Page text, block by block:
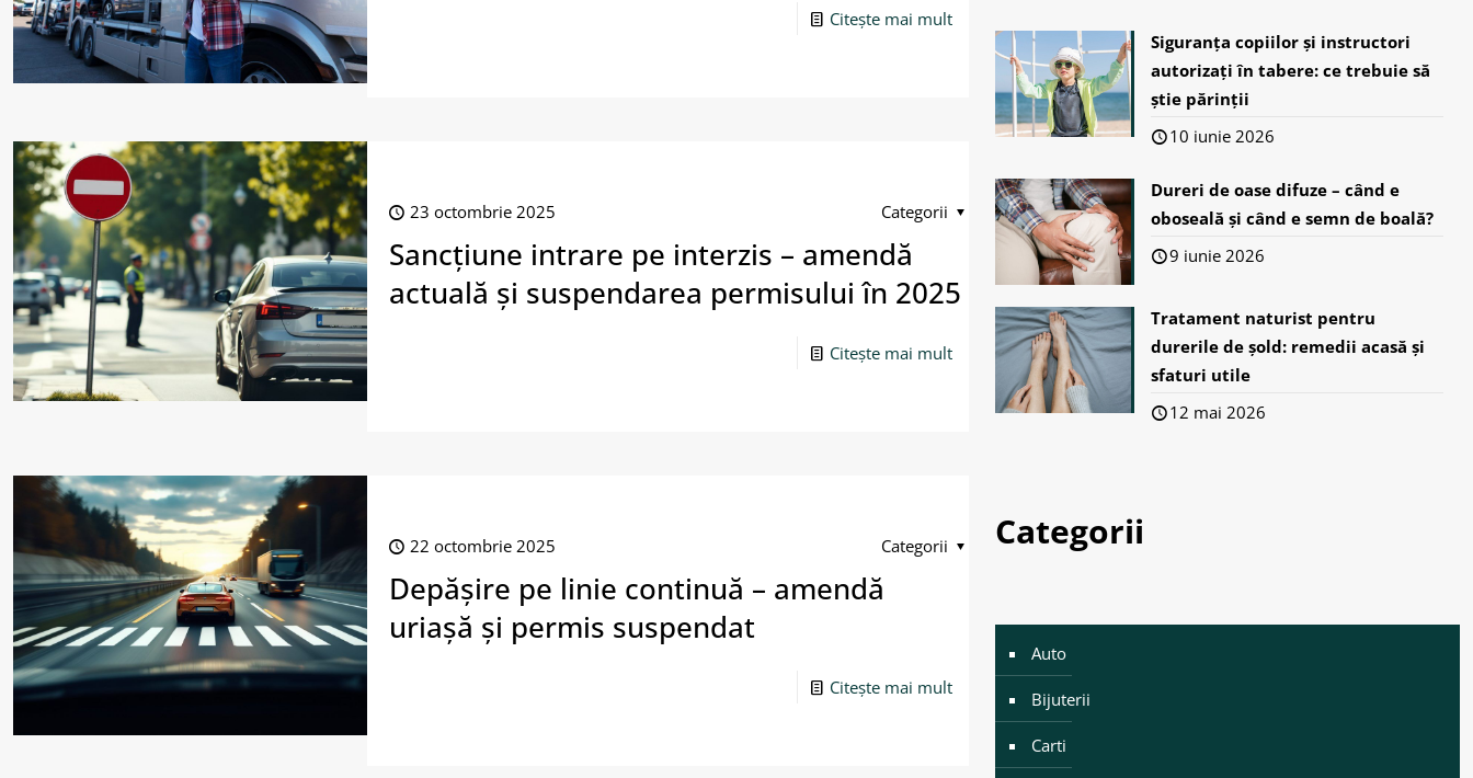
Citește mai mult
23 octombrie 2025 Categorii
Sancțiune intrare pe interzis – amendă
actuală și suspendarea permisului în 2025
Citește mai mult
22 octombrie 2025 Categorii
Depășire pe linie continuă – amendă
uriașă și permis suspendat
Citește mai mult
Siguranța copiilor și instructori
autorizați în tabere: ce trebuie să
știe părinții
10 iunie 2026
Dureri de oase difuze – când e
oboseală și când e semn de boală?
9 iunie 2026
Tratament naturist pentru
durerile de șold: remedii acasă și
sfaturi utile
12 mai 2026
Categorii
Auto
Bijuterii
Carti